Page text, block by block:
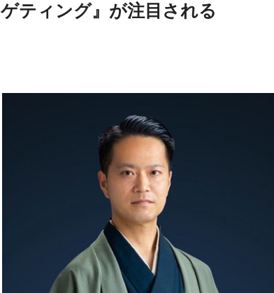
ティング』が注目される